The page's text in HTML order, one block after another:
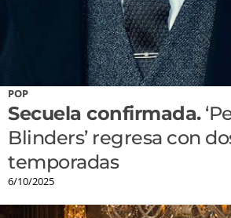
POP
Secuela confirmada.
Blinders’ regresa con
temporadas
6/10/2025